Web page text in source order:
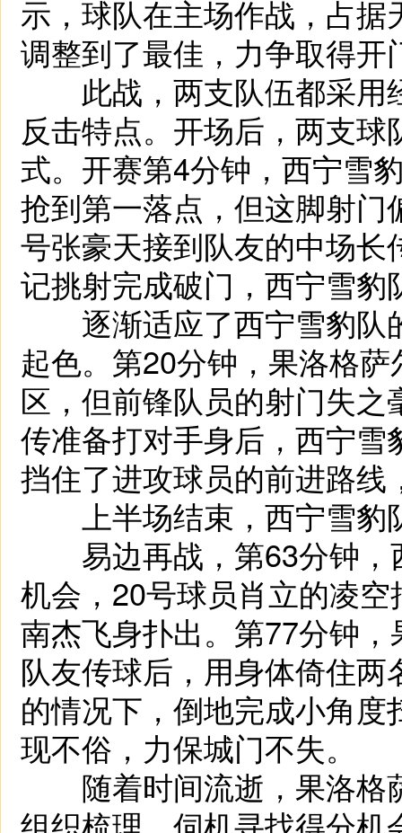
示，球队在主场作战，占
调整到了最佳，力争取得开
此战，两支队伍都采用
反击特点。开场后，两支
式。开赛第4分钟，西宁雪
抢到第一落点，但这脚射
号张豪天接到队友的中场
记挑射完成破门，西宁雪豹
逐渐适应了西宁雪豹队
起色。第20分钟，果洛格
区，但前锋队员的射门失
传准备打对手身后，西宁
挡住了进攻球员的前进路线
上半场结束，西宁雪豹
易边再战，第63分钟，
机会，20号球员肖立的凌
南杰飞身扑出。第77分钟
队友传球后，用身体倚住
的情况下，倒地完成小角
现不俗，力保城门不失。
随着时间流逝，果洛格